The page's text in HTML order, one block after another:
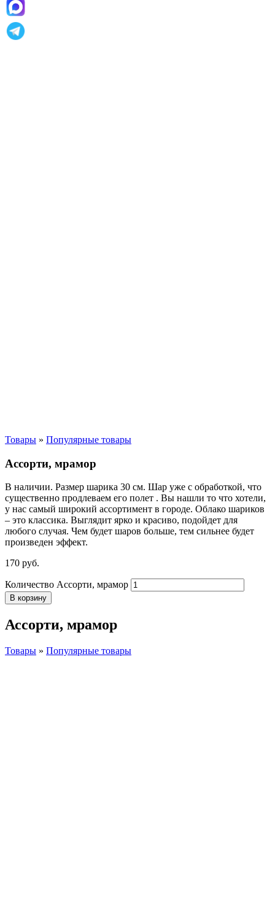
Товары » Популярные товары
Ассорти, мрамор
В наличии. Размер шарика 30 см. Шар уже с обработкой, что
существенно продлеваем его полет . Вы нашли то что хотели,
у нас самый широкий ассортимент в городе. Облако шариков
– это классика. Выглядит ярко и красиво, подойдет для
любого случая. Чем будет шаров больше, тем сильнее будет
произведен эффект.
170 руб.
Количество Ассорти, мрамор
В корзину
Ассорти, мрамор
Товары » Популярные товары